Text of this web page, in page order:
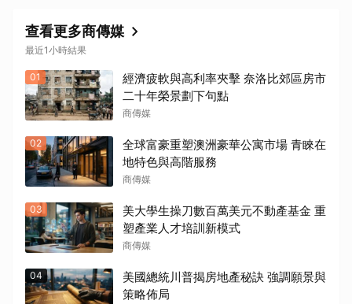
查看更多商傳媒
最近1小時結果
01
經濟疲軟與高利率夾擊 奈洛比郊區房市
二十年榮景劃下句點
商傳媒
02
全球富豪重塑澳洲豪華公寓市場 青睞在
地特色與高階服務
商傳媒
03
美大學生操刀數百萬美元不動產基金 重
塑產業人才培訓新模式
商傳媒
04
美國總統川普揭房地產秘訣 強調願景與
策略佈局